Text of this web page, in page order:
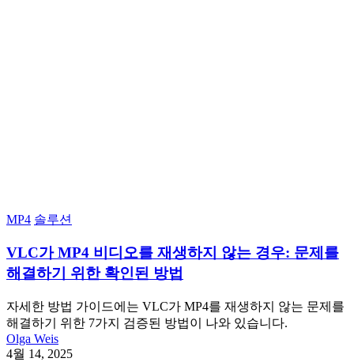
MP4 솔루션
VLC가 MP4 비디오를 재생하지 않는 경우: 문제를
해결하기 위한 확인된 방법
자세한 방법 가이드에는 VLC가 MP4를 재생하지 않는 문제를
해결하기 위한 7가지 검증된 방법이 나와 있습니다.
Olga Weis
4월 14, 2025